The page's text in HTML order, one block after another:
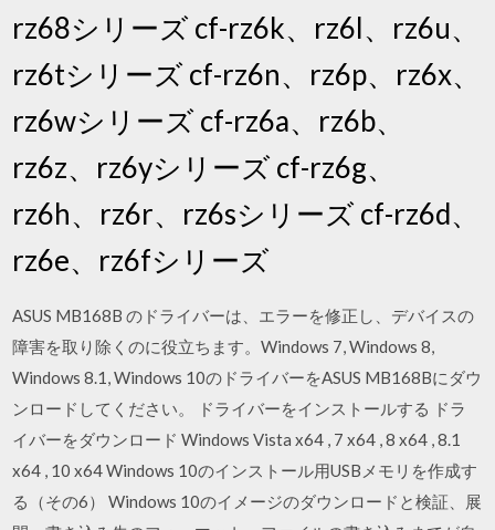
rz68シリーズ cf-rz6k、rz6l、rz6u、
rz6tシリーズ cf-rz6n、rz6p、rz6x、
rz6wシリーズ cf-rz6a、rz6b、
rz6z、rz6yシリーズ cf-rz6g、
rz6h、rz6r、rz6sシリーズ cf-rz6d、
rz6e、rz6fシリーズ
ASUS MB168B のドライバーは、エラーを修正し、デバイスの
障害を取り除くのに役立ちます。Windows 7, Windows 8,
Windows 8.1, Windows 10のドライバーをASUS MB168Bにダウ
ンロードしてください。 ドライバーをインストールする ドラ
イバーをダウンロード Windows Vista x64 , 7 x64 , 8 x64 , 8.1
x64 , 10 x64 Windows 10のインストール用USBメモリを作成す
る（その6） Windows 10のイメージのダウンロードと検証、展